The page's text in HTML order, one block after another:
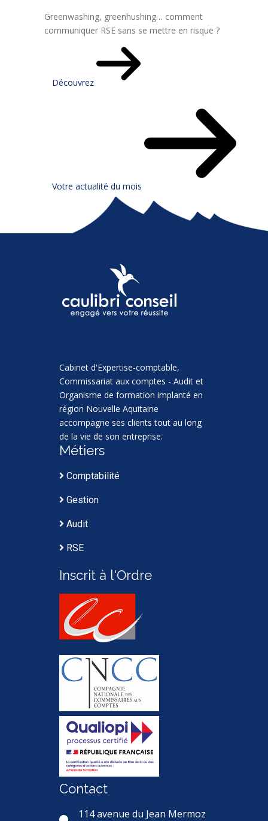
Greenwashing, greenhushing… comment
communiquer RSE sans se mettre en risque ?
Découvrez
Votre actualité du mois
Cabinet d'Expertise-comptable,
Commissariat aux comptes - Audit et
Organisme de formation implanté en
région Nouvelle Aquitaine
accompagne ses clients tout au long
de la vie de son entreprise.
Métiers
Comptabilité
Gestion
Audit
RSE
Inscrit à l'Ordre
Contact
114 avenue du Jean Mermoz